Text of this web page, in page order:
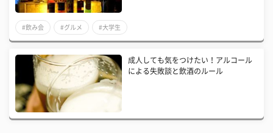
#飲み会 #グルメ #大学生
成人しても気をつけたい！アルコール
による失敗談と飲酒のルール